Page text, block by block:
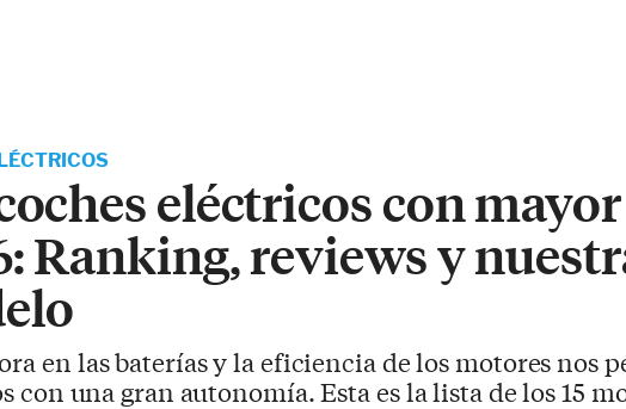
eléctricos con
Ranking, reviews y
en las baterías y la eficiencia de los motores nos
con una gran autonomía. Esta es la lista de los 15